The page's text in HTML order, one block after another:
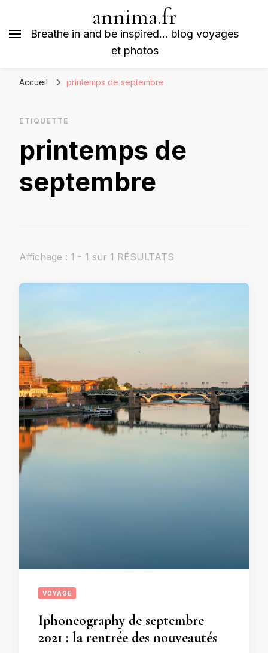
annima.fr
Breathe in and be inspired… blog voyages
et photos
Accueil printemps de septembre
ÉTIQUETTE
printemps de
septembre
Affichage : 1 - 1 sur 1 RÉSULTATS
VOYAGE
Iphoneography de septembre
2021 : la rentrée des nouveautés